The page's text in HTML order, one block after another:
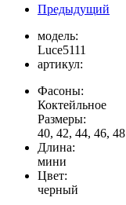
Предыдущий
модель:
Luce5111
артикул:
Фасоны:
Коктейльное
Размеры:
40, 42, 44, 46, 48
Длина:
мини
Цвет:
черный